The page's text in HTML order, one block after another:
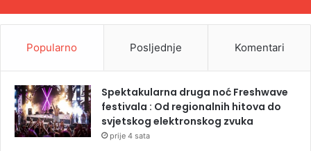
Popularno Posljednje Komentari
Spektakularna druga noć Freshwave
festivala : Od regionalnih hitova do
svjetskog elektronskog zvuka
prije 4 sata